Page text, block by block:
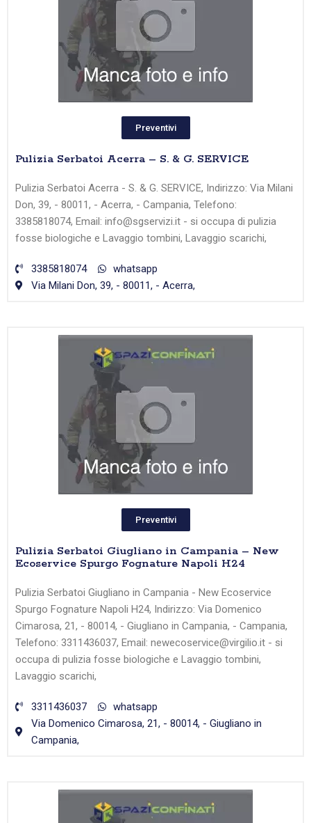
Preventivi
Pulizia Serbatoi Acerra – S. & G. SERVICE
Pulizia Serbatoi Acerra - S. & G. SERVICE, Indirizzo: Via Milani
Don, 39, - 80011, - Acerra, - Campania, Telefono:
3385818074, Email: info@sgservizi.it - si occupa di pulizia
fosse biologiche e Lavaggio tombini, Lavaggio scarichi,
3385818074
whatsapp
Via Milani Don, 39, - 80011, - Acerra,
Preventivi
Pulizia Serbatoi Giugliano in Campania – New
Ecoservice Spurgo Fognature Napoli H24
Pulizia Serbatoi Giugliano in Campania - New Ecoservice
Spurgo Fognature Napoli H24, Indirizzo: Via Domenico
Cimarosa, 21, - 80014, - Giugliano in Campania, - Campania,
Telefono: 3311436037, Email: newecoservice@virgilio.it - si
occupa di pulizia fosse biologiche e Lavaggio tombini,
Lavaggio scarichi,
3311436037
whatsapp
Via Domenico Cimarosa, 21, - 80014, - Giugliano in
Campania,